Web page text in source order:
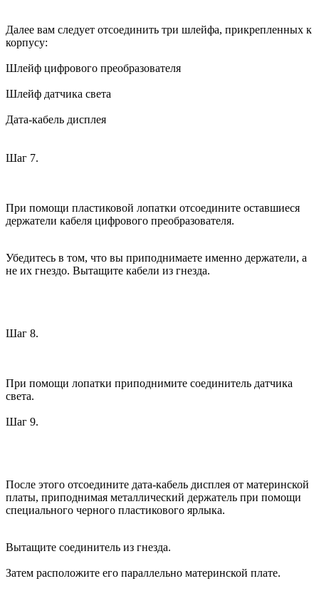
Далее вам следует отсоединить три шлейфа, прикрепленных к
корпусу:
Шлейф цифрового преобразователя
Шлейф датчика света
Дата-кабель дисплея
Шаг 7.
При помощи пластиковой лопатки отсоедините оставшиеся
держатели кабеля цифрового преобразователя.
Убедитесь в том, что вы приподнимаете именно держатели, а
не их гнездо. Вытащите кабели из гнезда.
Шаг 8.
При помощи лопатки приподнимите соединитель датчика
света.
Шаг 9.
После этого отсоедините дата-кабель дисплея от материнской
платы, приподнимая металлический держатель при помощи
специального черного пластикового ярлыка.
Вытащите соединитель из гнезда.
Затем расположите его параллельно материнской плате.